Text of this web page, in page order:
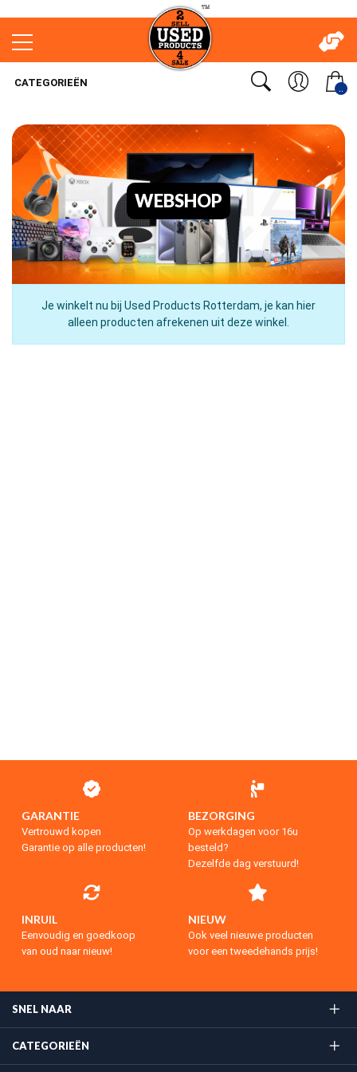
..
CATEGORIEËN
WEBSHOP
Je winkelt nu bij Used Products Rotterdam, je kan hier
alleen producten afrekenen uit deze winkel.
GARANTIE
Vertrouwd kopen
Garantie op alle producten!
BEZORGING
Op werkdagen voor 16u
besteld?
Dezelfde dag verstuurd!
INRUIL
Eenvoudig en goedkoop
van oud naar nieuw!
NIEUW
Ook veel nieuwe producten
voor een tweedehands prijs!
SNEL NAAR
CATEGORIEËN